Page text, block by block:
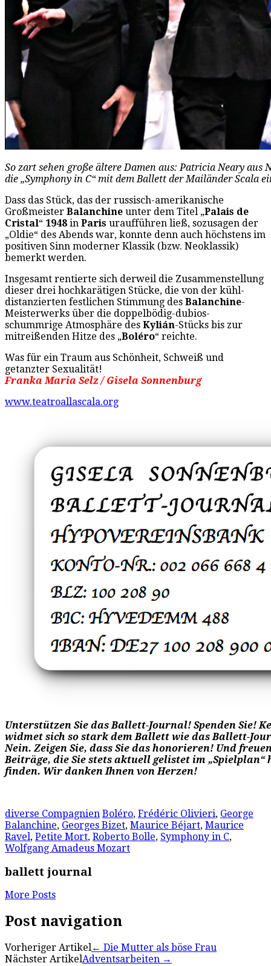
So zart sehen große ältere Damen aus: Patricia Neary aus
die „Symphony in C“ mit dem Ballett der Mailänder Scala
Dass das Stück, das der russisch-amerikanische
Großmeister Balanchine unter dem Titel „Palais de
Cristal“ 1948 in Paris uraufführen ließ, sozusagen der
„Oldie“ des Abends war, konnte denn auch höchstens im
positiven Sinn moderner Klassik (bzw. Neoklassik)
bemerkt werden.
Insgesamt rentierte sich derweil die Zusammenstellung
dieser drei hochkarätigen Stücke, die von der kühl-
distanzierten festlichen Stimmung des Balanchine-
Meisterwerks über die doppelbödig-dubios-
schummrige Atmosphäre des Kylián-Stücks bis zur
mitreißenden Hitze des „Boléro“ reichte.
Was für ein Traum aus Schönheit, Schweiß und
getanzter Sexualität!
Franka Maria Selz / Gisela Sonnenburg
www.teatroallascala.org
Unterstützen Sie das Ballett-Journal! Spenden Sie!
widmet sich so stark dem Ballett wie das Ballett-
Nein. Zeigen Sie, dass Sie das honorieren! Und
Beiträge, die Sie stets aktuell gelistet im
finden. Wir danken Ihnen von Herzen!
diverse Compagnien Boléro, Frédéric Olivieri, George
Balanchine, Georges Bizet, Maurice Béjart, Maurice
Ravel, Petite Mort, Roberto Bolle, Symphony in C,
Wolfgang Amadeus Mozart
ballett journal
More Posts
Post navigation
Vorheriger Artikel← Die Mutter als böse Frau
Nächster ArtikelAdventsarbeiten →